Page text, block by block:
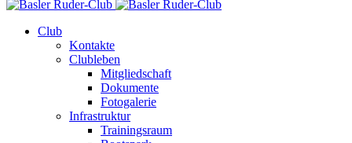
Club
Kontakte
Clubleben
Mitgliedschaft
Dokumente
Fotogalerie
Infrastruktur
Trainingsraum